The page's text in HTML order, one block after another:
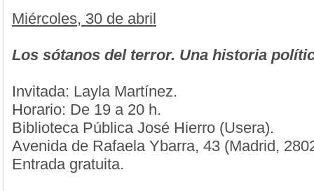
Miércoles, 30 de abril
Los sótanos del terror. Una historia
Invitada: Layla Martínez.
Horario: De 19 a 20 h.
Biblioteca Pública José Hierro (Usera).
Avenida de Rafaela Ybarra, 43 (Madrid,
Entrada gratuita.